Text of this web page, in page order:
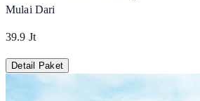
Mulai Dari
39.9 Jt
Detail Paket